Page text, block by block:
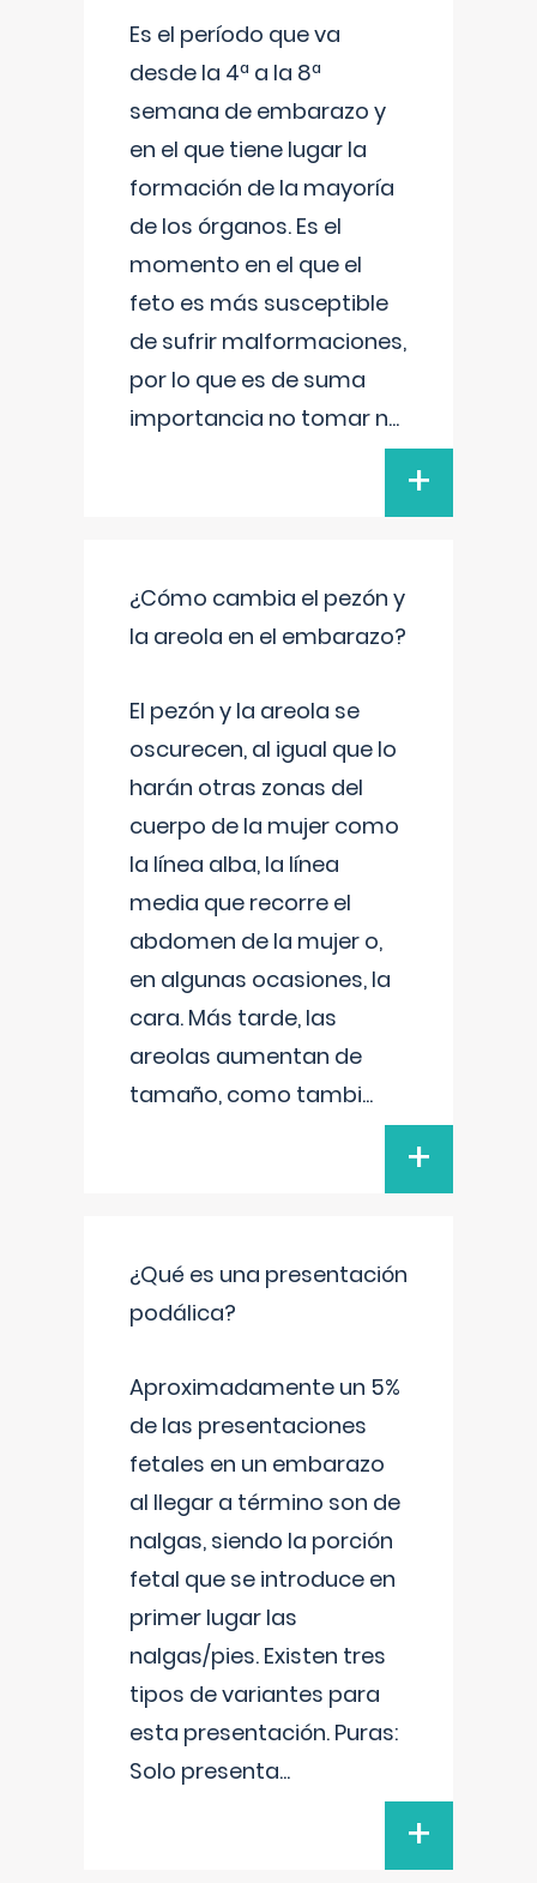
Es el período que va
desde la 4ª a la 8ª
semana de embarazo y
en el que tiene lugar la
formación de la mayoría
de los órganos. Es el
momento en el que el
feto es más susceptible
de sufrir malformaciones,
por lo que es de suma
importancia no tomar n...
+
¿Cómo cambia el pezón y
la areola en el embarazo?
El pezón y la areola se
oscurecen, al igual que lo
harán otras zonas del
cuerpo de la mujer como
la línea alba, la línea
media que recorre el
abdomen de la mujer o,
en algunas ocasiones, la
cara. Más tarde, las
areolas aumentan de
tamaño, como tambi...
+
¿Qué es una presentación
podálica?
Aproximadamente un 5%
de las presentaciones
fetales en un embarazo
al llegar a término son de
nalgas, siendo la porción
fetal que se introduce en
primer lugar las
nalgas/pies. Existen tres
tipos de variantes para
esta presentación. Puras:
Solo presenta...
+